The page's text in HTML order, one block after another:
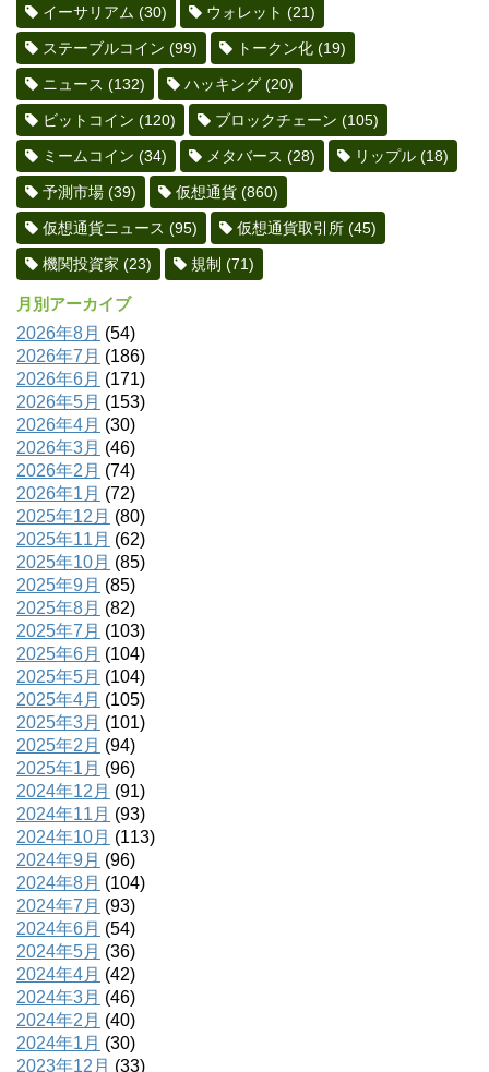
イーサリアム (30) ウォレット (21)
ステーブルコイン (99) トークン化 (19)
ニュース (132) ハッキング (20)
ビットコイン (120) ブロックチェーン (105)
ミームコイン (34) メタバース (28) リップル (18)
予測市場 (39) 仮想通貨 (860)
仮想通貨ニュース (95) 仮想通貨取引所 (45)
機関投資家 (23) 規制 (71)
月別アーカイブ
2026年8月 (54)
2026年7月 (186)
2026年6月 (171)
2026年5月 (153)
2026年4月 (30)
2026年3月 (46)
2026年2月 (74)
2026年1月 (72)
2025年12月 (80)
2025年11月 (62)
2025年10月 (85)
2025年9月 (85)
2025年8月 (82)
2025年7月 (103)
2025年6月 (104)
2025年5月 (104)
2025年4月 (105)
2025年3月 (101)
2025年2月 (94)
2025年1月 (96)
2024年12月 (91)
2024年11月 (93)
2024年10月 (113)
2024年9月 (96)
2024年8月 (104)
2024年7月 (93)
2024年6月 (54)
2024年5月 (36)
2024年4月 (42)
2024年3月 (46)
2024年2月 (40)
2024年1月 (30)
2023年12月 (33)